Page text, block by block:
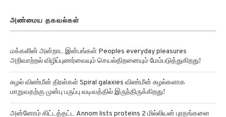
அறிவாற்றல் விழிப்புணர்வையும் செயல்திறனையும் மேம்படுத்துகிறது!
சுழல் விண்மீன் திரள்கள் Spiral galaxies விண்மீன் சுழல்களாக
மாறுவதற்கு முன்பு பருப்பு வடிவத்தில் இருந்திருக்கிறது!
அன்னோம் கிட்டத்தட்ட Annom lists proteins 2 மில்லியன் புரதங்களை
பட்டியலிடுகிறது!